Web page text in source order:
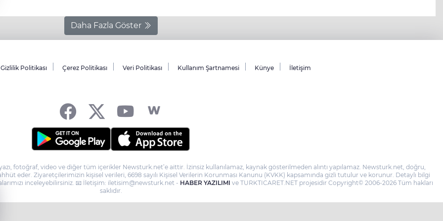
Daha Fazla Göster
Gizlilik Politikası Çerez Politikası Veri Politikası Kullanım Şartnamesi Künye İletişim
fotoğraf, video ve diğer tüm içerikler Newsturk.net’e aittir. İzinsiz kullanılamaz, kaynak gösterilmeden alıntı yapılamaz. Newsturk.net, doğru,
eder. Ziyaretçilerimizin kişisel verileri, 6698 sayılı Kişisel Verilerin Korunması Kanunu (KVKK) kapsamında gizli tutulur ve korunur. Detaylı bilgi
inceleyebilirsiniz. 📧 İletişim: iletisim@newsturk.net - HABER YAZILIMI ve TURKTICARET.NET projesidir Copyright© 2006-2026 Tüm hakları
saklıdır.